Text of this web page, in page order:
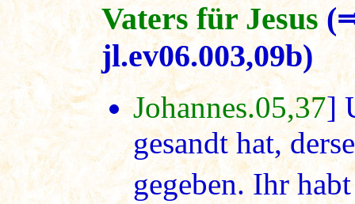
Vaters für Jesus
jl.ev06.003,09b)
Johannes.05,37]
gesandt hat,
gegeben. Ihr